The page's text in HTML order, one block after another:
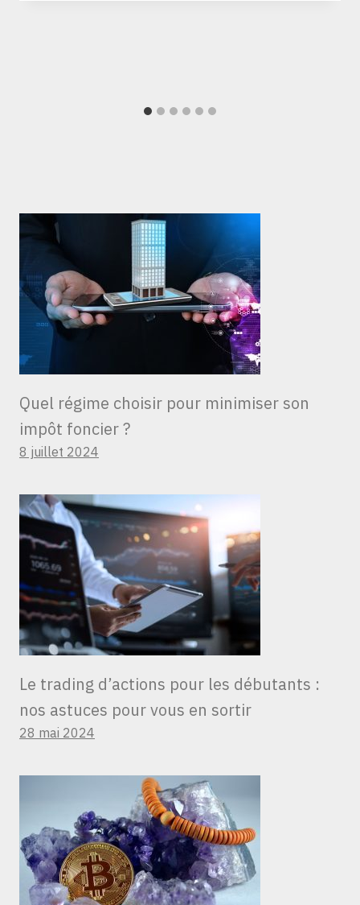
Quel régime choisir pour minimiser son
impôt foncier ?
8 juillet 2024
Le trading d’actions pour les débutants :
nos astuces pour vous en sortir
28 mai 2024